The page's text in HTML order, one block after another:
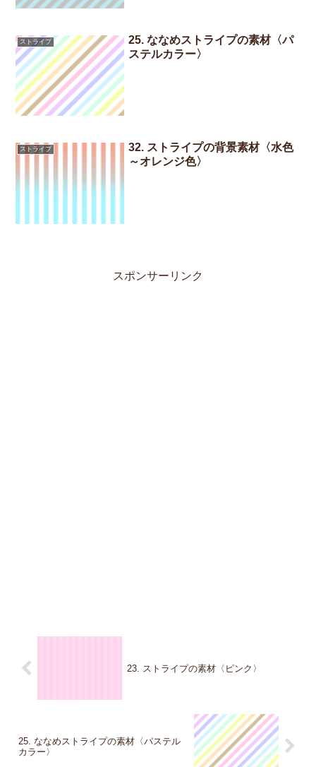
ストライプ
25. ななめストライプの素材〈パ
ステルカラー〉
ストライプ
32. ストライプの背景素材〈水色
～オレンジ色〉
スポンサーリンク
23. ストライプの素材〈ピンク〉
25. ななめストライプの素材〈パステル
カラー〉